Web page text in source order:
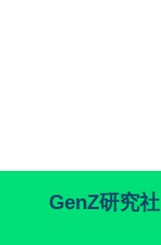
GenZ研究社